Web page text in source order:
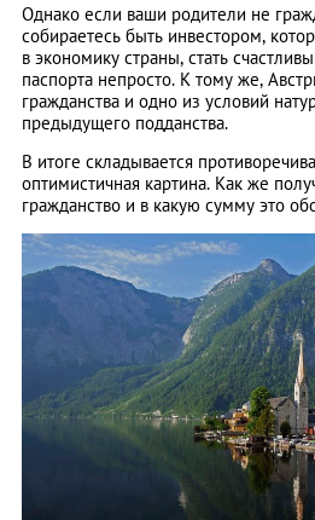
Однако если ваши родители не
собираетесь быть инвестором,
в экономику страны, стать
паспорта непросто. К тому же,
гражданства и одно из условий
предыдущего подданства.
В итоге складывается
оптимистичная картина. Как же
гражданство и в какую сумму это